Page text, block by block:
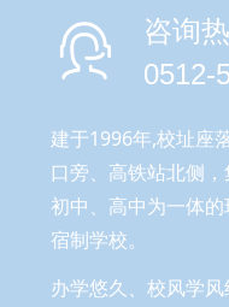
咨询
0512-
建于1996年,校址座
口旁、高铁站北侧，
初中、高中为一体
宿制学校。
办学悠久、校风学风